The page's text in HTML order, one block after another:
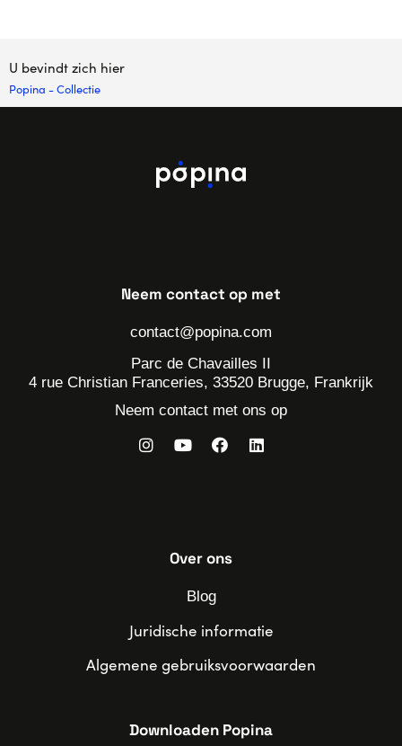
U bevindt zich hier
Popina -Collectie
Neem contact op met
contact@popina.com
Parc de Chavailles II
4 rue Christian Franceries, 33520 Brugge, Frankrijk
Neem contact met ons op
Over ons
Blog
Juridische informatie
Algemene gebruiksvoorwaarden
Downloaden Popina